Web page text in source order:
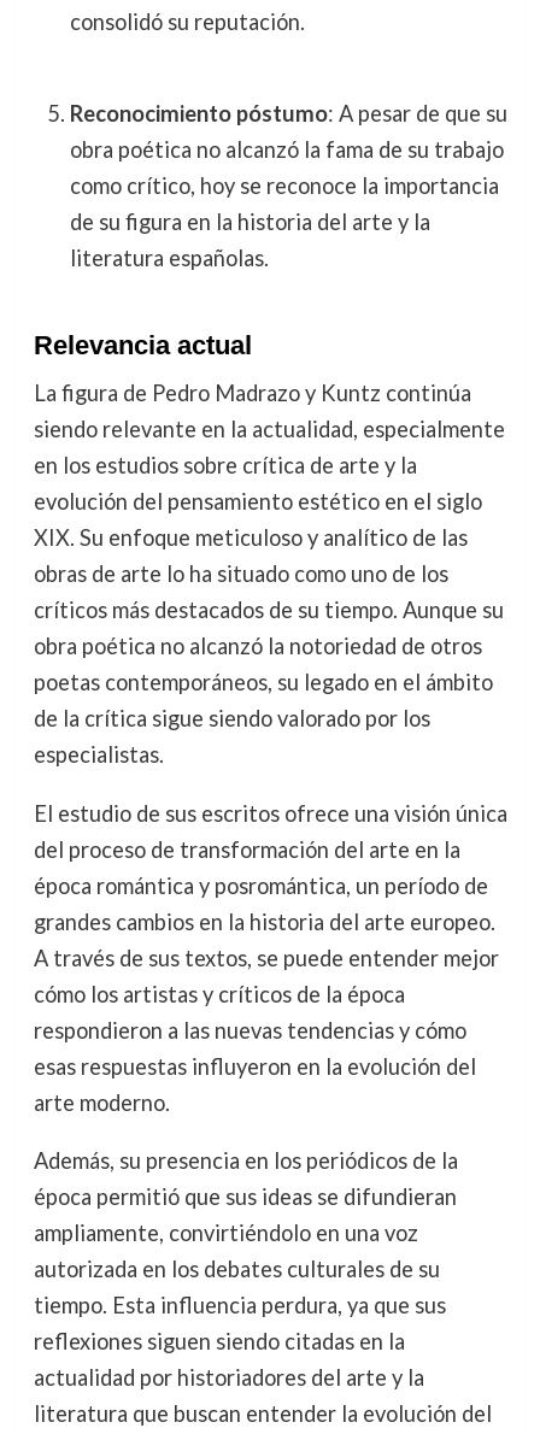
consolidó su reputación.
Reconocimiento póstumo: A pesar de que su
obra poética no alcanzó la fama de su trabajo
como crítico, hoy se reconoce la importancia
de su figura en la historia del arte y la
literatura españolas.
Relevancia actual
La figura de Pedro Madrazo y Kuntz continúa
siendo relevante en la actualidad, especialmente
en los estudios sobre crítica de arte y la
evolución del pensamiento estético en el siglo
XIX. Su enfoque meticuloso y analítico de las
obras de arte lo ha situado como uno de los
críticos más destacados de su tiempo. Aunque su
obra poética no alcanzó la notoriedad de otros
poetas contemporáneos, su legado en el ámbito
de la crítica sigue siendo valorado por los
especialistas.
El estudio de sus escritos ofrece una visión única
del proceso de transformación del arte en la
época romántica y posromántica, un período de
grandes cambios en la historia del arte europeo.
A través de sus textos, se puede entender mejor
cómo los artistas y críticos de la época
respondieron a las nuevas tendencias y cómo
esas respuestas influyeron en la evolución del
arte moderno.
Además, su presencia en los periódicos de la
época permitió que sus ideas se difundieran
ampliamente, convirtiéndolo en una voz
autorizada en los debates culturales de su
tiempo. Esta influencia perdura, ya que sus
reflexiones siguen siendo citadas en la
actualidad por historiadores del arte y la
literatura que buscan entender la evolución del